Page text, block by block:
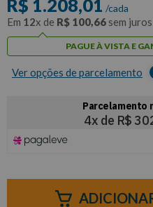
R$ 1.208,01 /cada
Em 12x de R$ 100,66 sem
PAGUE À VISTA E
Ver opções de parcelamento